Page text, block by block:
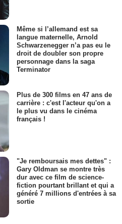
Même si l’allemand est sa
langue maternelle, Arnold
Schwarzenegger n’a pas eu le
droit de doubler son propre
personnage dans la saga
Terminator
Plus de 300 films en 47 ans de
carrière : c'est l'acteur qu'on a
le plus vu dans le cinéma
français !
"Je remboursais mes dettes" :
Gary Oldman se montre très
dur avec ce film de science-
fiction pourtant brillant et qui a
généré 7 millions d'entrées à sa
sortie